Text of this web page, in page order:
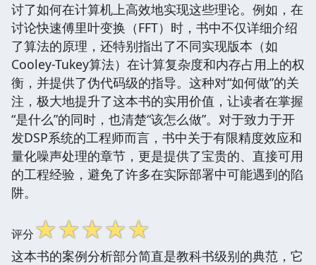
讨了如何在计算机上高效地实现这些理论。例如，在
讨论快速傅里叶变换（FFT）时，书中不仅详细介绍
了算法的原理，还特别指出了不同实现版本（如
Cooley-Tukey算法）在计算复杂度和内存占用上的权
衡，并提供了伪代码级的指导。这种对“如何做”的关
注，极大地提升了这本书的实用价值，让读者在掌握
“是什么”的同时，也清楚“该怎么做”。对于致力于开
发DSP系统的工程师而言，书中关于有限精度效应和
量化噪声处理的章节，更是提供了宝贵的、直接可用
的工程经验，避免了许多在实际部署中可能遇到的陷
阱。
评分☆☆☆☆☆
这本书的案例分析部分简直是教科书级别的典范，它